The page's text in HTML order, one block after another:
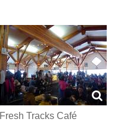
Fresh Tracks Café